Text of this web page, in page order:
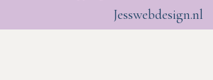
Jesswebdesign.nl